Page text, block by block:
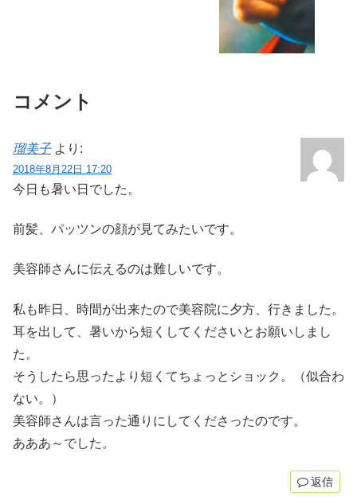
コメント
瑠美子 より:
2018年8月22日 17:20
今日も暑い日でした。
前髪、パッツンの顔が見てみたいです。
美容師さんに伝えるのは難しいです。
私も昨日、時間が出来たので美容院に夕方、行きました。
耳を出して、暑いから短くしてくださいとお願いしまし
た。
そうしたら思ったより短くてちょっとショック。（似合わ
ない。）
美容師さんは言った通りにしてくださったのです。
あああ～でした。
返信